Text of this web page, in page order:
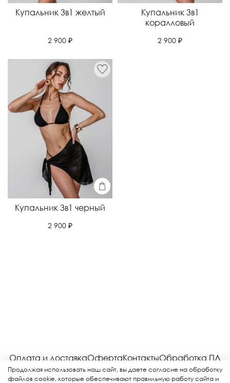
Купальник 3в1 желтый
2 900 ₽
Купальник 3в1
коралловый
2 900 ₽
Купальник 3в1 черный
2 900 ₽
Оплата и доставкаОфертаКонтактыОбработка ПД
СоглашениеВозвратРекламная рассылка
Продолжая использовать наш сайт, вы даете согласие на обработку
файлов cookie, которые обеспечивают правильную работу сайта и